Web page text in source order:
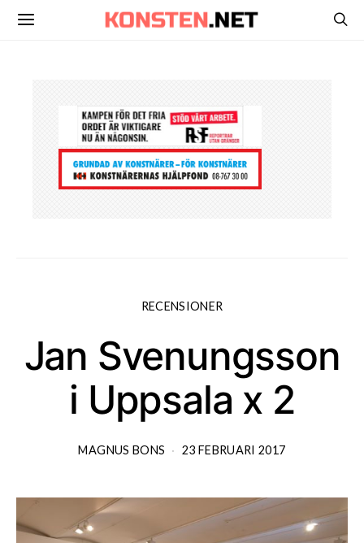
RECENSIONER
Jan Svenungsson
i Uppsala x 2
MAGNUS BONS 23 FEBRUARI 2017